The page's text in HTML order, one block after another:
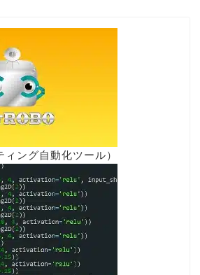
ィング自動化ツール）